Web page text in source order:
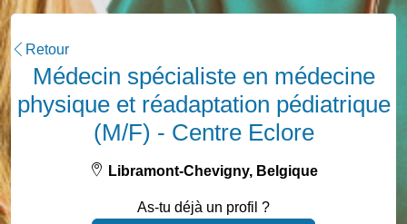
Retour
Médecin spécialiste en médecine
physique et réadaptation pédiatrique
(M/F) - Centre Eclore
Libramont-Chevigny, Belgique
As-tu déjà un profil ?